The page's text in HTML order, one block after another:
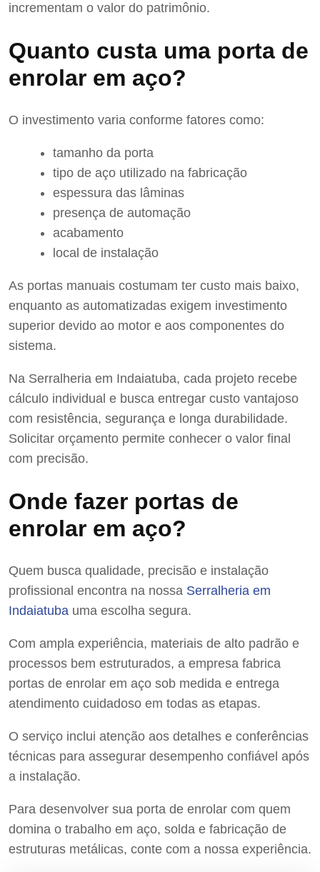
incrementam o valor do patrimônio.
Quanto custa uma porta de
enrolar em aço?
O investimento varia conforme fatores como:
tamanho da porta
tipo de aço utilizado na fabricação
espessura das lâminas
presença de automação
acabamento
local de instalação
As portas manuais costumam ter custo mais baixo,
enquanto as automatizadas exigem investimento
superior devido ao motor e aos componentes do
sistema.
Na Serralheria em Indaiatuba, cada projeto recebe
cálculo individual e busca entregar custo vantajoso
com resistência, segurança e longa durabilidade.
Solicitar orçamento permite conhecer o valor final
com precisão.
Onde fazer portas de
enrolar em aço?
Quem busca qualidade, precisão e instalação
profissional encontra na nossa Serralheria em
Indaiatuba uma escolha segura.
Com ampla experiência, materiais de alto padrão e
processos bem estruturados, a empresa fabrica
portas de enrolar em aço sob medida e entrega
atendimento cuidadoso em todas as etapas.
O serviço inclui atenção aos detalhes e conferências
técnicas para assegurar desempenho confiável após
a instalação.
Para desenvolver sua porta de enrolar com quem
domina o trabalho em aço, solda e fabricação de
estruturas metálicas, conte com a nossa experiência.